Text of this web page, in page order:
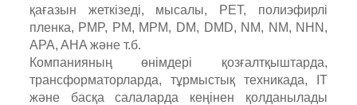
қағазын жеткізеді, мысалы, PET, полиэфирлі
пленка, PMP, PM, MPM, DM, DMD, NM, NM, NHN,
APA, AHA және т.б.
Компанияның өнімдері қозғалтқыштарда,
трансформаторларда, тұрмыстық техникада, IT
және басқа салаларда кеңінен қолданылады